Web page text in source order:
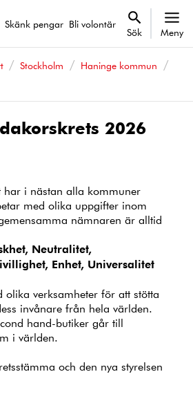
Skänk pengar Bli volontär
Sök Meny
Stockholm
Haninge kommun
2026
har i nästan alla kommuner
med olika uppgifter inom
nämnaren är alltid
Neutralitet,
Enhet, Universalitet
olika verksamheter för att stötta
invånare från hela världen.
hand-butiker går till
i världen.
och den nya styrelsen